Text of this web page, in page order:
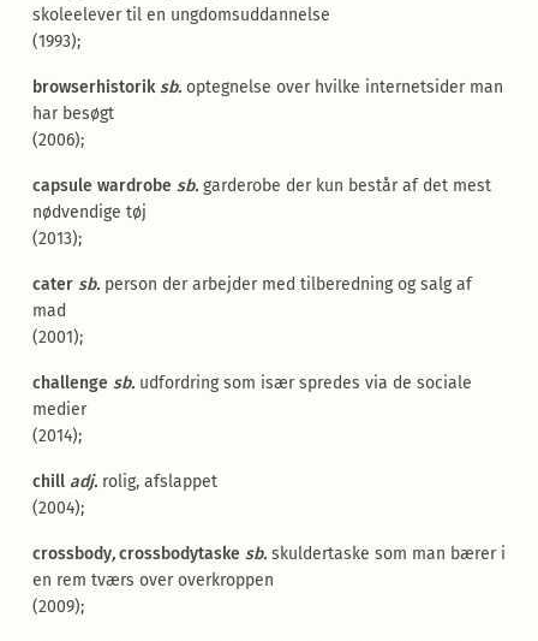
skoleelever til en ungdomsuddannelse
(1993);
browserhistorik sb. optegnelse over hvilke internetsider man
har besøgt
(2006);
capsule wardrobe sb. garderobe der kun består af det mest
nødvendige tøj
(2013);
cater sb.person der arbejder med tilberedning og salg af
mad
(2001);
challenge sb. udfordring som især spredes via de sociale
medier
(2014);
chill adj. rolig, afslappet
(2004);
crossbody,crossbodytaske sb. skuldertaske som man bærer i
en rem tværs over overkroppen
(2009);